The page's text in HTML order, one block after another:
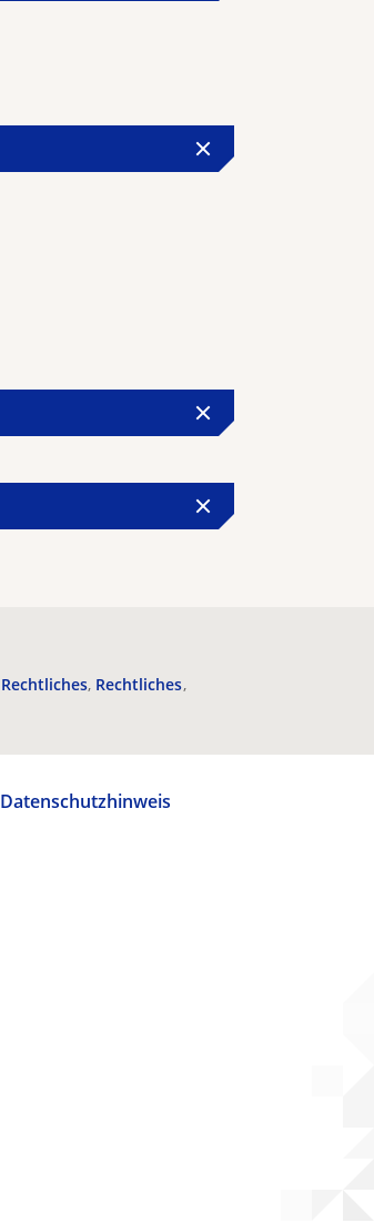
Rechtliches Rechtliches
Datenschutzhinweis